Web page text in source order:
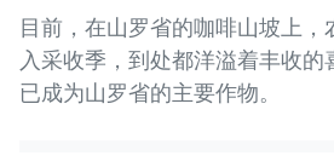
目前，在山罗省的咖啡山坡上
入采收季，到处都洋溢着丰收
已成为山罗省的主要作物。